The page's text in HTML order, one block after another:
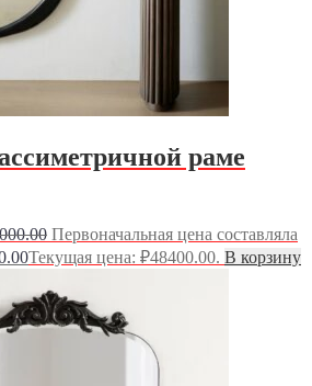
раме
Первоначальная цена составляла
Текущая цена: ₽48400.00. В корзину